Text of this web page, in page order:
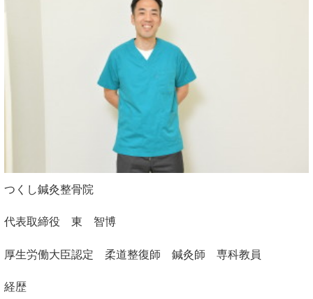
つくし鍼灸整骨院
代表取締役 東 智博
厚生労働大臣認定 柔道整復師 鍼灸師 専科教員
経歴